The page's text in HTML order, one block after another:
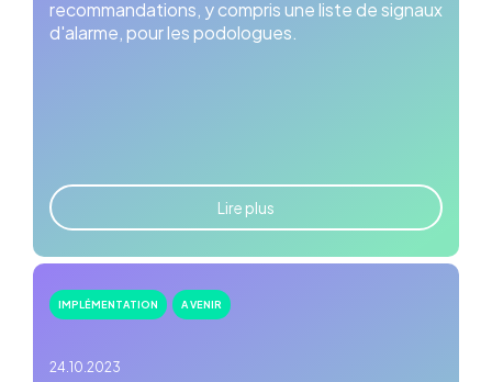
recommandations, y compris une liste de signaux
d'alarme, pour les podologues.
Lire plus
IMPLÉMENTATION A VENIR
24.10.2023